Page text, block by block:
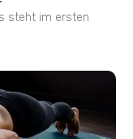
steht im ersten